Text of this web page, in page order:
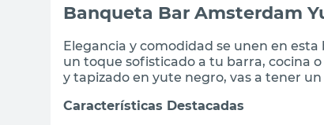
Banqueta Bar Amsterdam
Elegancia y comodidad se unen en
un toque sofisticado a tu barra, cocina
y tapizado en yute negro, vas a tener
Características Destacadas